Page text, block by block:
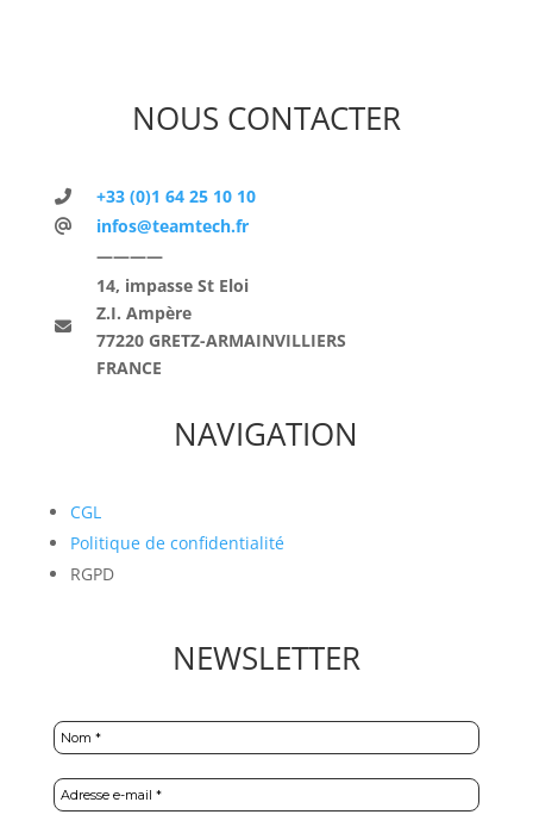
NOUS CONTACTER
+33 (0)1 64 25 10 10
infos@teamtech.fr
————
14, impasse St Eloi
Z.I. Ampère
77220 GRETZ-ARMAINVILLIERS
FRANCE
NAVIGATION
CGL
Politique de confidentialité
RGPD
NEWSLETTER